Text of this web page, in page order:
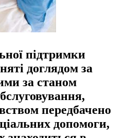
підтримки
доглядом за
за станом
передбачено
допомоги,